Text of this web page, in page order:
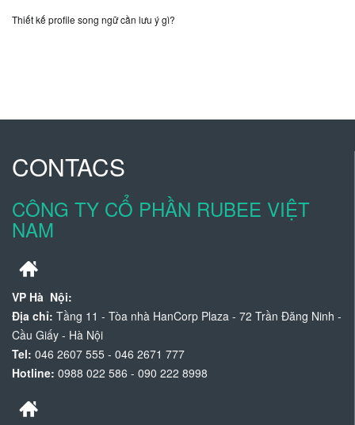
Thiết kế profile song ngữ cần lưu ý gì?
CONTACS
CÔNG TY CỔ PHẦN RUBEE VIỆT
NAM
VP Hà Nội:
Địa chỉ: Tầng 11 - Tòa nhà HanCorp Plaza - 72 Trần Đăng Ninh -
Cầu Giấy - Hà Nội
Tel: 046 2607 555 - 046 2671 777
Hotline: 0988 022 586 - 090 222 8998